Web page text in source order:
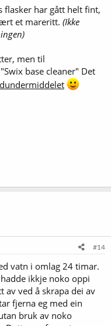
flasker har gått helt fint,
et mareritt. (Ikke
men til
base cleaner" Det
#14
vatn i omlag 24 timar.
ikkje noko oppi
av ved å skrapa dei av
fjerna eg med ein
bruk av noko